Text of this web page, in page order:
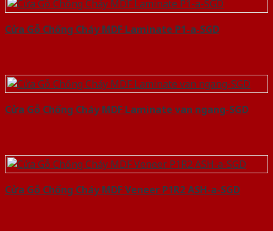
Cửa Gỗ Chống Cháy MDF Laminate P1-a-SGD
Cửa Gỗ Chống Cháy MDF Laminate van ngang-SGD
Cửa Gỗ Chống Cháy MDF Veneer P1R2 ASH-a-SGD